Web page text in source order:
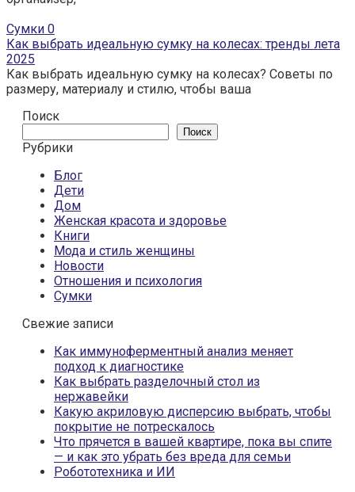
Сумки 0
Как выбрать идеальную сумку на колесах: тренды лета
2025
Как выбрать идеальную сумку на колесах? Советы по
размеру, материалу и стилю, чтобы ваша
Поиск
Поиск
Рубрики
Блог
Дети
Дом
Женская красота и здоровье
Книги
Мода и стиль женщины
Новости
Отношения и психология
Сумки
Свежие записи
Как иммуноферментный анализ меняет
подход к диагностике
Как выбрать разделочный стол из
нержавейки
Какую акриловую дисперсию выбрать, чтобы
покрытие не потрескалось
Что прячется в вашей квартире, пока вы спите
— и как это убрать без вреда для семьи
Робототехника и ИИ